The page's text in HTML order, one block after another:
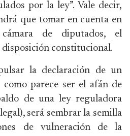
por la ley”. Vale decir,
que tomar en cuenta en
de diputados, el
constitucional.
la declaración de un
como parece ser el afán de
de una ley reguladora
será sembrar la semilla
de vulneración de la